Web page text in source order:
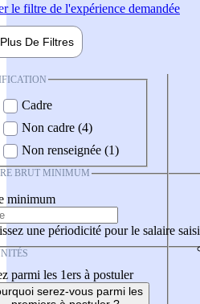
le filtre de l'expérience demandée
Plus De Filtres
Cadre
Non cadre (4)
Non renseignée (1)
BRUT MINIMUM
minimum
une périodicité pour le salaire saisi
parmi les 1ers à postuler
serez-vous parmi les